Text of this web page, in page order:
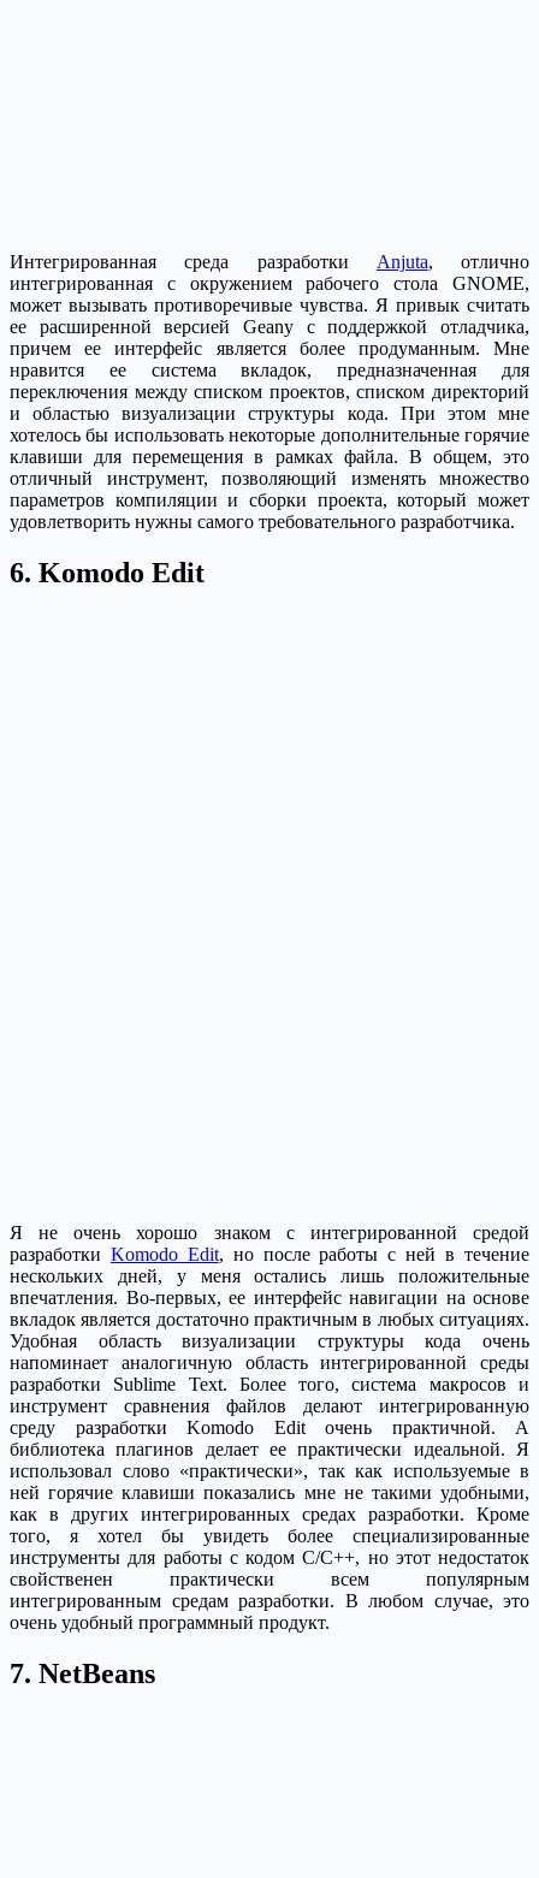
Интегрированная среда разработки Anjuta, отлично
интегрированная с окружением рабочего стола GNOME,
может вызывать противоречивые чувства. Я привык считать
ее расширенной версией Geany с поддержкой отладчика,
причем ее интерфейс является более продуманным. Мне
нравится ее система вкладок, предназначенная для
переключения между списком проектов, списком директорий
и областью визуализации структуры кода. При этом мне
хотелось бы использовать некоторые дополнительные горячие
клавиши для перемещения в рамках файла. В общем, это
отличный инструмент, позволяющий изменять множество
параметров компиляции и сборки проекта, который может
удовлетворить нужны самого требовательного разработчика.
6. Komodo Edit
Я не очень хорошо знаком с интегрированной средой
разработки Komodo Edit, но после работы с ней в течение
нескольких дней, у меня остались лишь положительные
впечатления. Во-первых, ее интерфейс навигации на основе
вкладок является достаточно практичным в любых ситуациях.
Удобная область визуализации структуры кода очень
напоминает аналогичную область интегрированной среды
разработки Sublime Text. Более того, система макросов и
инструмент сравнения файлов делают интегрированную
среду разработки Komodo Edit очень практичной. А
библиотека плагинов делает ее практически идеальной. Я
использовал слово «практически», так как используемые в
ней горячие клавиши показались мне не такими удобными,
как в других интегрированных средах разработки. Кроме
того, я хотел бы увидеть более специализированные
инструменты для работы с кодом C/C++, но этот недостаток
свойственен практически всем популярным
интегрированным средам разработки. В любом случае, это
очень удобный программный продукт.
7. NetBeans